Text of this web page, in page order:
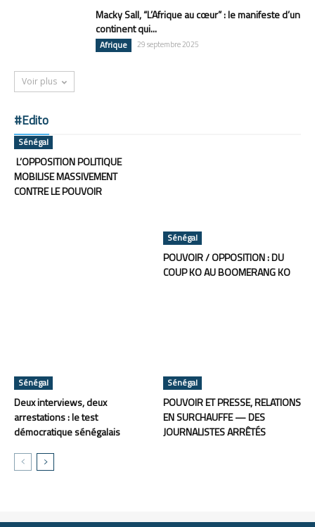
Macky Sall, “L’Afrique au cœur” : le manifeste d’un
continent qui...
Afrique 29 septembre 2025
Voir plus
#Edito
Sénégal
L’OPPOSITION POLITIQUE
MOBILISE MASSIVEMENT
CONTRE LE POUVOIR
Sénégal
POUVOIR / OPPOSITION : DU
COUP KO AU BOOMERANG KO
Sénégal
Deux interviews, deux
arrestations : le test
démocratique sénégalais
Sénégal
POUVOIR ET PRESSE, RELATIONS
EN SURCHAUFFE — DES
JOURNALISTES ARRÊTÉS